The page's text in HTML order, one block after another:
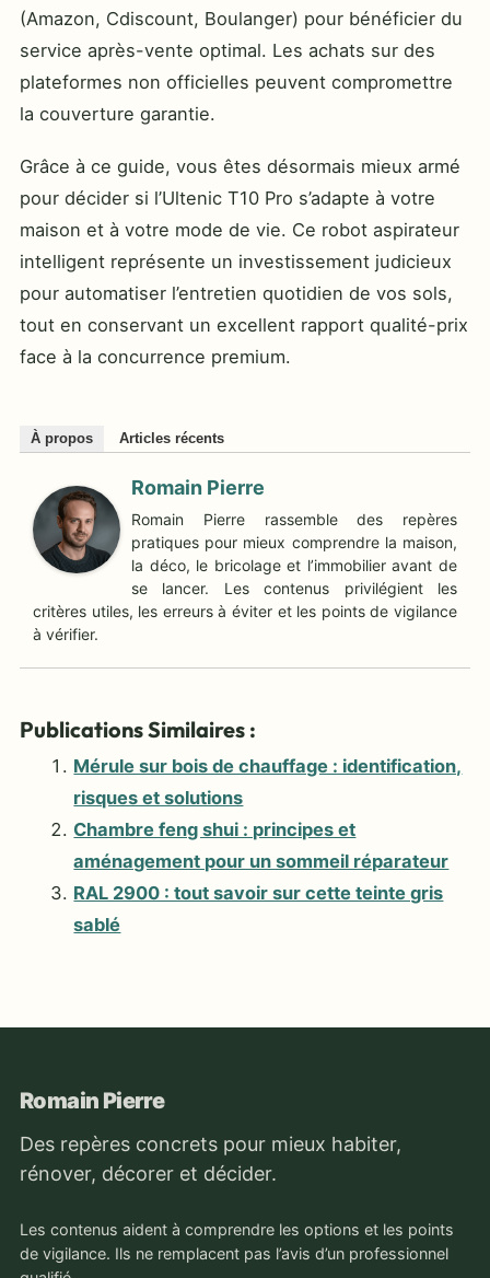
(Amazon, Cdiscount, Boulanger) pour bénéficier du
service après-vente optimal. Les achats sur des
plateformes non officielles peuvent compromettre
la couverture garantie.
Grâce à ce guide, vous êtes désormais mieux armé
pour décider si l’Ultenic T10 Pro s’adapte à votre
maison et à votre mode de vie. Ce robot aspirateur
intelligent représente un investissement judicieux
pour automatiser l’entretien quotidien de vos sols,
tout en conservant un excellent rapport qualité-prix
face à la concurrence premium.
À propos Articles récents
Romain Pierre
Romain Pierre rassemble des repères
pratiques pour mieux comprendre la maison,
la déco, le bricolage et l’immobilier avant de
se lancer. Les contenus privilégient les
critères utiles, les erreurs à éviter et les points de vigilance
à vérifier.
Publications Similaires :
Mérule sur bois de chauffage : identification,
risques et solutions
Chambre feng shui : principes et
aménagement pour un sommeil réparateur
RAL 2900 : tout savoir sur cette teinte gris
sablé
Romain Pierre
Des repères concrets pour mieux habiter,
rénover, décorer et décider.
Les contenus aident à comprendre les options et les points
de vigilance. Ils ne remplacent pas l’avis d’un professionnel